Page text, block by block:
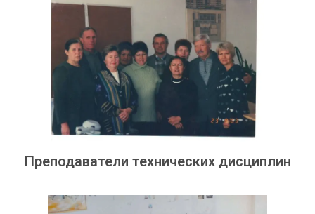
Преподаватели технических дисциплин